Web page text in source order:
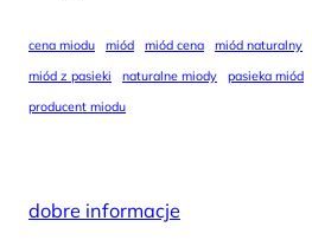
cena miodu miód miód cena miód naturalny
miód z pasieki
naturalne miody pasieka miód
producent miodu
dobre informacje